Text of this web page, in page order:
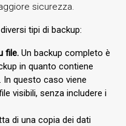
sicurezza.
tipi di backup:
file. Un backup completo è
in quanto contiene
questo caso viene
visibili, senza includere i
di una copia dei dati